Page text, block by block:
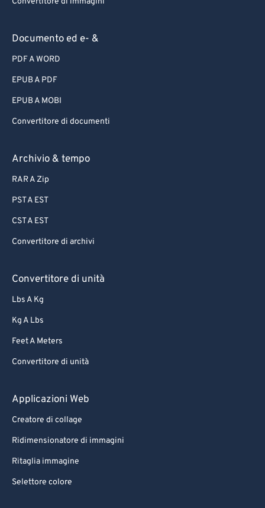
Documento ed e- &
PDF A WORD
EPUB A PDF
EPUB A MOBI
Convertitore di documenti
Archivio & tempo
RAR A Zip
PST A EST
CST A EST
Convertitore di archivi
Convertitore di unità
Lbs A Kg
Kg A Lbs
Feet A Meters
Convertitore di unità
Applicazioni Web
Creatore di collage
Ridimensionatore di immagini
Ritaglia immagine
Selettore colore